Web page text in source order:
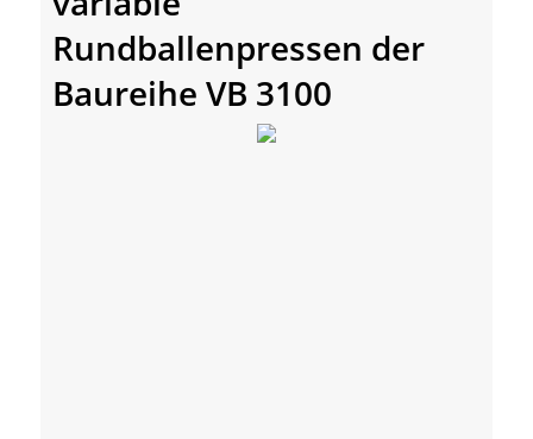
Rundballenpressen der
Baureihe VB 3100